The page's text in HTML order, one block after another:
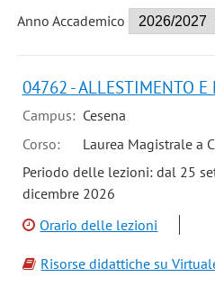
Anno Accademico
04762 - ALLESTIMENTO E
Campus: Cesena
Corso:
Laurea Magistrale a
Periodo delle lezioni: dal 25
dicembre 2026
Orario delle lezioni
Risorse didattiche su